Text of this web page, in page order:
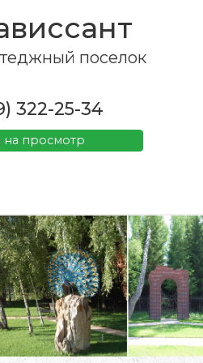
поселок
322-25-34
на просмотр